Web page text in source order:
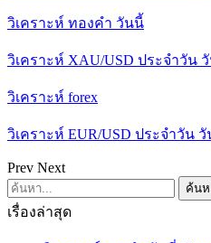
วิเคราะห์ ทองคำ วันนี้
วิเคราะห์ XAU/USD ประจำวัน
วิเคราะห์ forex
วิเคราะห์ EUR/USD ประจำวัน
Prev Next
เรื่องล่าสุด